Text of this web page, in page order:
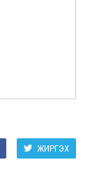
ЖИРГЭХ